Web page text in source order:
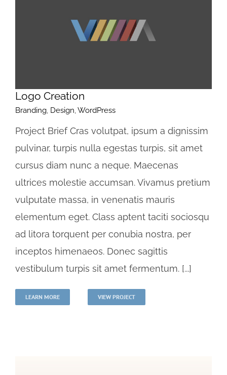
Logo Creation
Branding, Design,WordPress
Project Brief Cras volutpat, ipsum a dignissim
pulvinar, turpis nulla egestas turpis, sit amet
cursus diam nunc a neque. Maecenas
ultrices molestie accumsan. Vivamus pretium
vulputate massa, in venenatis mauris
elementum eget. Class aptent taciti sociosqu
ad litora torquent per conubia nostra, per
inceptos himenaeos. Donec sagittis
vestibulum turpis sit amet fermentum. [...]
LEARN MORE VIEW PROJECT